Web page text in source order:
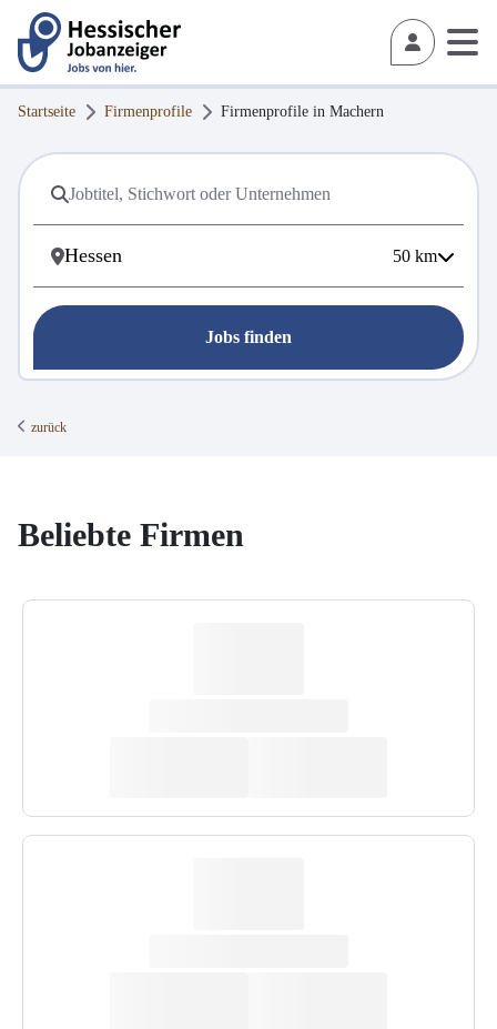
Startseite Firmenprofile Firmenprofile in Machern
50 km
Jobs finden
zurück
Beliebte Firmen